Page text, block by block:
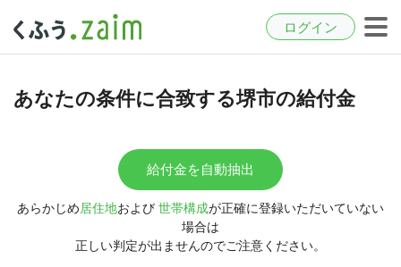
ログイン
あなたの条件に合致する堺市の給付金
給付金を自動抽出
あらかじめ居住地および 世帯構成が正確に登録いただいていない
場合は
正しい判定が出ませんのでご注意ください。